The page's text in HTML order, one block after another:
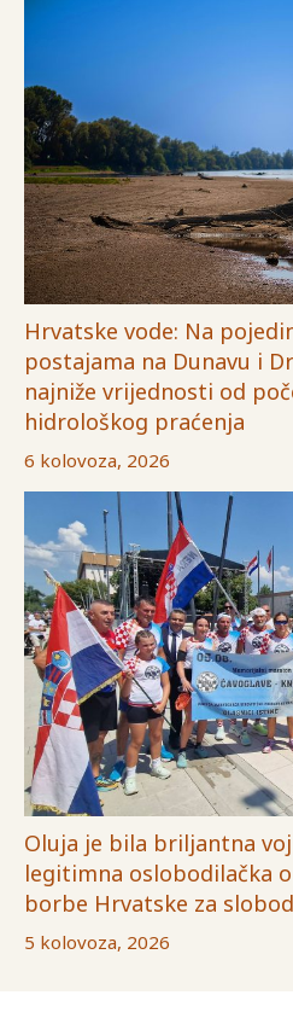
Hrvatske vode: Na
postajama na Dunavu i
najniže vrijednosti od
hidrološkog praćenja
6 kolovoza, 2026
Oluja je bila briljantna
legitimna oslobodilačka
borbe Hrvatske za
5 kolovoza, 2026